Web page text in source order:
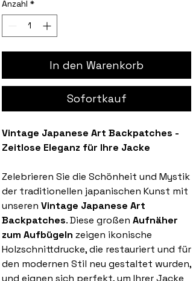
Anzahl *
In den Warenkorb
Sofortkauf
Vintage Japanese Art Backpatches -
Zeitlose Eleganz für Ihre Jacke
Zelebrieren Sie die Schönheit und Mystik
der traditionellen japanischen Kunst mit
unseren Vintage Japanese Art
Backpatches. Diese großen Aufnäher
zum Aufbügeln zeigen ikonische
Holzschnittdrucke, die restauriert und für
den modernen Stil neu gestaltet wurden,
und eignen sich perfekt, um Ihrer Jacke